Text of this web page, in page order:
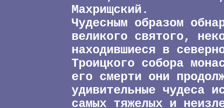
Махрищский.
Чудесным образом
великого святого,
находившиеся в
Троицкого собора
его смерти они
удивительные чудеса
самых тяжелых и